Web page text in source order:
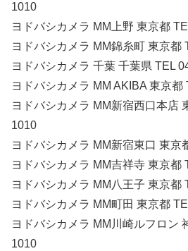
1010
ヨドバシカメラ MM上野 東京都
ヨドバシカメラ MM錦糸町 東京都
ヨドバシカメラ 千葉 千葉県 TEL
ヨドバシカメラ MM AKIBA 東京
ヨドバシカメラ MM新宿西口本店
1010
ヨドバシカメラ MM新宿東口 東京
ヨドバシカメラ MM吉祥寺 東京都
ヨドバシカメラ MM八王子 東京都
ヨドバシカメラ MM町田 東京都
ヨドバシカメラ MM川崎ルフロン
1010